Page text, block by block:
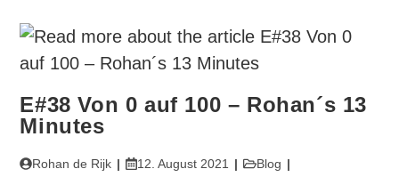
Thriller
Von
Rohan
E#38 Von 0 auf 100 – Rohan´s 13
Minutes
Beitrags-
Rohan de Rijk
Beitrag
12. August 2021
Beitrags-
Blog